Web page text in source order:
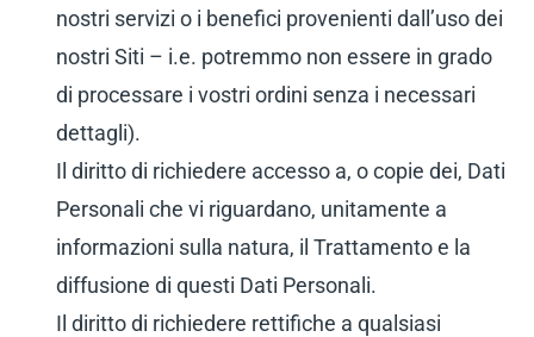
nostri servizi o i benefici provenienti dall’uso dei
nostri Siti – i.e. potremmo non essere in grado
di processare i vostri ordini senza i necessari
dettagli).
Il diritto di richiedere accesso a, o copie dei, Dati
Personali che vi riguardano, unitamente a
informazioni sulla natura, il Trattamento e la
diffusione di questi Dati Personali.
Il diritto di richiedere rettifiche a qualsiasi